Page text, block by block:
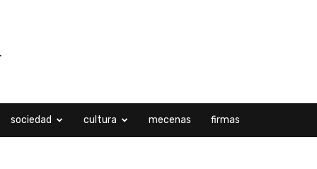
sociedad cultura mecenas firmas